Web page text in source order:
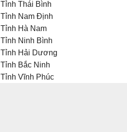
Tỉnh Thái Bình
Tỉnh Nam Định
Tỉnh Hà Nam
Tỉnh Ninh Bình
Tỉnh Hải Dương
Tỉnh Bắc Ninh
Tỉnh Vĩnh Phúc